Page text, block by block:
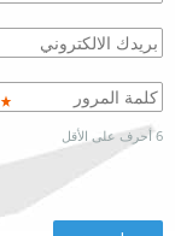
6 أحرف على الأقل